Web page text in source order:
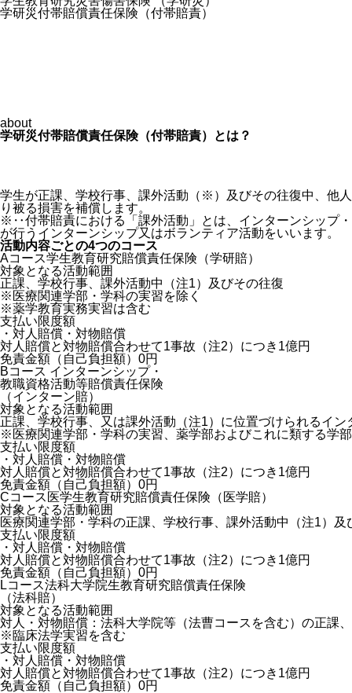
学研災付帯賠償責任保険（付帯賠責）
about
学研災付帯賠償責任保険（付帯賠責）とは？
学生が正課、学校行事、課外活動（※）及びその往復中、他
り被る損害を補償します。
※‥付帯賠責における「課外活動」とは、インターンシップ
が行うインターンシップ又はボランティア活動をいいます。
活動内容ごとの4つのコース
Aコース学生教育研究賠償責任保険（学研賠）
対象となる活動範囲
正課、学校行事、課外活動中（注1）及びその往復
※医療関連学部・学科の実習を除く
※薬学教育実務実習は含む
支払い限度額
・対人賠償・対物賠償
対人賠償と対物賠償合わせて1事故（注2）につき1億円
免責金額（自己負担額）0円
Bコース インターンシップ・
教職資格活動等賠償責任保険
（インターン賠）
対象となる活動範囲
正課、学校行事、又は課外活動（注1）に位置づけられるイ
※医療関連学部・学科の実習、薬学部およびこれに類する学
支払い限度額
・対人賠償・対物賠償
対人賠償と対物賠償合わせて1事故（注2）につき1億円
免責金額（自己負担額）0円
Cコース 医学生教育研究賠償責任保険（医学賠）
対象となる活動範囲
医療関連学部・学科の正課、学校行事、課外活動中（注1）及
支払い限度額
・対人賠償・対物賠償
対人賠償と対物賠償合わせて1事故（注2）につき1億円
免責金額（自己負担額）0円
Lコース法科大学院生教育研究賠償責任保険
（法科賠）
対象となる活動範囲
対人・対物賠償：法科大学院等（法曹コースを含む）の正課
※臨床法学実習を含む
支払い限度額
・対人賠償・対物賠償
対人賠償と対物賠償合わせて1事故（注2）につき1億円
免責金額（自己負担額）0円